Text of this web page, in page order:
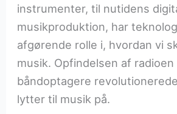
instrumenter, til nutidens
musikproduktion, har
afgørende rolle i, hvordan vi
musik. Opfindelsen af
båndoptagere
lytter til musik på.